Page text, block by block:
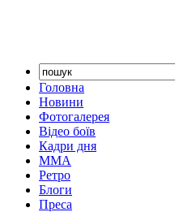
Головна
Новини
Фотогалерея
Відео боїв
Кадри дня
ММА
Ретро
Блоги
Преса